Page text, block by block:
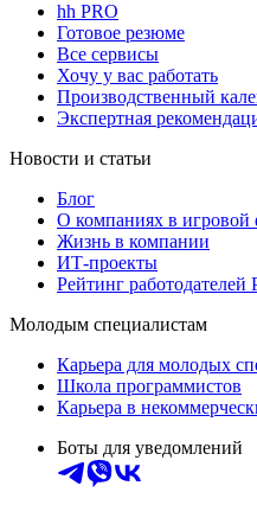
hh PRO
Готовое резюме
Все сервисы
Хочу у вас работать
Производственный
Экспертная
Новости и статьи
Блог
О компаниях в игровой
Жизнь в компании
ИТ-проекты
Рейтинг работодателей
Молодым специалистам
Карьера для молодых
Школа программистов
Карьера в
Боты для уведомлений